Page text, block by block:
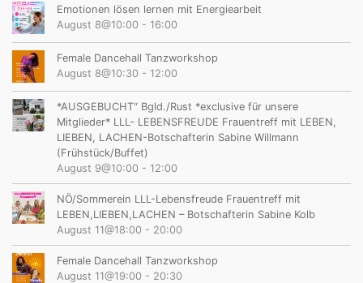
Emotionen lösen lernen mit Energiearbeit
August 8@10:00 - 16:00
Female Dancehall Tanzworkshop
August 8@10:30 - 12:00
*AUSGEBUCHT“ Bgld./Rust *exclusive für unsere
Mitglieder* LLL- LEBENSFREUDE Frauentreff mit LEBEN,
LIEBEN, LACHEN-Botschafterin Sabine Willmann
(Frühstück/Buffet)
August 9@10:00 - 12:00
NÖ/Sommerein LLL-Lebensfreude Frauentreff mit
LEBEN,LIEBEN,LACHEN – Botschafterin Sabine Kolb
August 11@18:00 - 20:00
Female Dancehall Tanzworkshop
August 11@19:00 - 20:30